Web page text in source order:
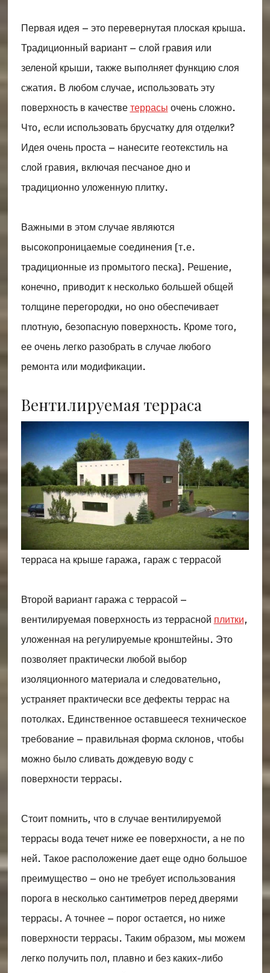
Первая идея – это перевернутая плоская крыша.
Традиционный вариант – слой гравия или
зеленой крыши, также выполняет функцию слоя
сжатия. В любом случае, использовать эту
поверхность в качестветеррасы очень сложно.
Что, если использовать брусчатку для отделки?
Идея очень проста – нанесите геотекстиль на
слой гравия, включая песчаное дно и
традиционно уложенную плитку.
Важными в этом случае являются
высокопроницаемые соединения (т.е.
традиционные из промытого песка). Решение,
конечно, приводит к несколько большей общей
толщине перегородки, но оно обеспечивает
плотную, безопасную поверхность. Кроме того,
ее очень легко разобрать в случае любого
ремонта или модификации.
Вентилируемая терраса
терраса на крыше гаража, гараж с террасой
Второй вариант гаража с террасой –
вентилируемая поверхность из террасной плитки,
уложенная на регулируемые кронштейны. Это
позволяет практически любой выбор
изоляционного материала и следовательно,
устраняет практически все дефекты террас на
потолках. Единственное оставшееся техническое
требование – правильная форма склонов, чтобы
можно было сливать дождевую воду с
поверхности террасы.
Стоит помнить, что в случае вентилируемой
террасы вода течет ниже ее поверхности, а не по
ней. Такое расположение дает еще одно большое
преимущество – оно не требует использования
порога в несколько сантиметров перед дверями
террасы. А точнее – порог остается, но ниже
поверхности террасы. Таким образом, мы можем
легко получить пол, плавно и без каких-либо